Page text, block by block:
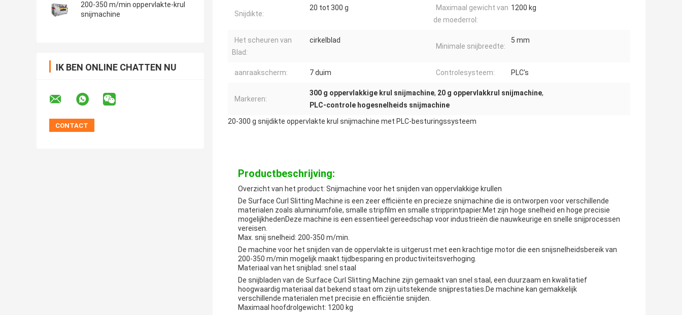
200-350 m/min oppervlakte-krul
snijmachine
IK BEN ONLINE CHATTEN NU
Snijdikte:
20 tot 300 g
Maximaal gewicht van
de moederrol:
1200 kg
Het scheuren van
Blad:
cirkelblad
Minimale snijbreedte:
5 mm
aanraakscherm: 7 duim Controlesysteem: PLC's
Markeren:
300 g oppervlakkige krul snijmachine, 20 g oppervlakkrul snijmachine,
PLC-controle hogesnelheids snijmachine
20-300 g snijdikte oppervlakte krul snijmachine met PLC-besturingssysteem
Productbeschrijving:
Overzicht van het product: Snijmachine voor het snijden van oppervlakkige krullen
De Surface Curl Slitting Machine is een zeer efficiënte en precieze snijmachine die is ontworpen voor verschillende
materialen zoals aluminiumfolie, smalle stripfilm en smalle stripprintpapier.Met zijn hoge snelheid en hoge precisie
mogelijkhedenDeze machine is een essentieel gereedschap voor industrieën die nauwkeurige en snelle snijprocessen
vereisen.
Max. snij snelheid: 200-350 m/min.
De machine voor het snijden van de oppervlakte is uitgerust met een krachtige motor die een snijsnelheidsbereik van
200-350 m/min mogelijk maakt.tijdbesparing en productiviteitsverhoging.
Materiaal van het snijblad: snel staal
De snijbladen van de Surface Curl Slitting Machine zijn gemaakt van snel staal, een duurzaam en kwalitatief
hoogwaardig materiaal dat bekend staat om zijn uitstekende snijprestaties.De machine kan gemakkelijk
verschillende materialen met precisie en efficiëntie snijden.
Maximaal hoofdrolgewicht: 1200 kg